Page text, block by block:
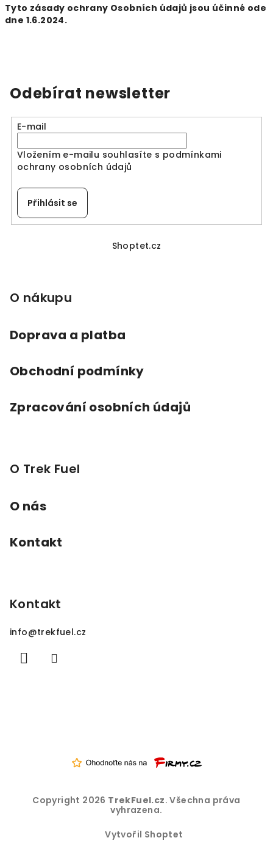
Tyto zásady ochrany Osobních údajů jsou účinné ode
dne 1.6.2024.
Odebírat newsletter
E-mail
Vložením e-mailu souhlasíte s podmínkami
ochrany osobních údajů
Přihlásit se
Shoptet.cz
O nákupu
Doprava a platba
Obchodní podmínky
Zpracování osobních údajů
O Trek Fuel
O nás
Kontakt
Kontakt
info@trekfuel.cz
Copyright 2026 TrekFuel.cz. Všechna práva
vyhrazena.
Vytvořil Shoptet